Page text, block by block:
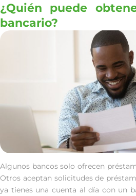
¿Quién puede
bancario?
Algunos bancos solo ofrecen
Otros aceptan solicitudes de
ya tienes una cuenta al día con un